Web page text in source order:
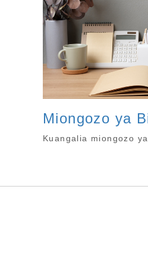
Miongozo ya
Kuangalia miongozo